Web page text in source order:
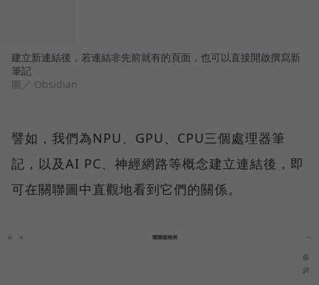
建立新連結後，若連結非先前就有的頁面，也可以直接開啟撰寫新
筆記
圖／ Obsidian
譬如，我們為NPU、GPU、CPU三個處理器筆
記，以及AI PC、神經網路等概念建立連結後，即
可在關聯圖中直觀地看到它們的關係。